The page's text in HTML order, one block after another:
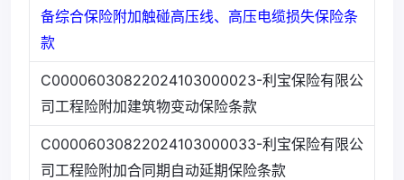
备综合保险附加触碰高压线、高压电缆损失保险条
款
C00006030822024103000023-利宝保险有限公
司工程险附加建筑物变动保险条款
C00006030822024103000033-利宝保险有限公
司工程险附加合同期自动延期保险条款